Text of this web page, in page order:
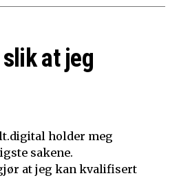
at jeg
holder meg
sakene.
at jeg kan kvalifisert